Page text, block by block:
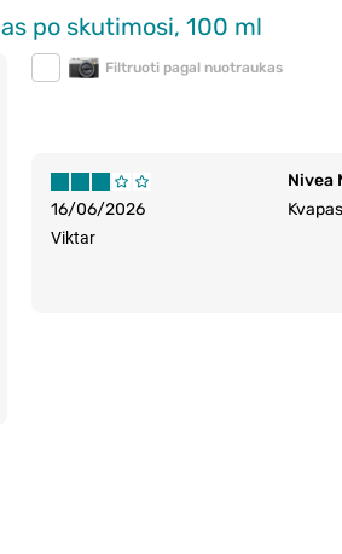
po skutimosi, 100 ml
Filtruoti pagal nuotraukas
16/06/2026
Nivea
Viktar